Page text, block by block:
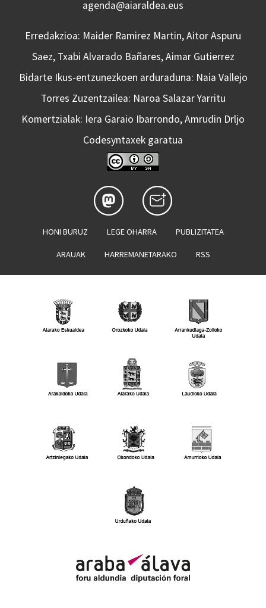
agenda@aiaraldea.eus
Erredakzioa: Maider Ramirez Martin, Aitor Aspuru
Saez, Txabi Alvarado Bañares, Aimar Gutierrez
Bidarte Ikus-entzunezkoen arduraduna: Naia Vallejo
Torres Zuzentzailea: Naroa Salazar Yarritu
Komertzialak: Iera Garaio Ibarrondo, Amrudin Drljo
Codesyntaxek garatua
HONI BURUZ LEGE OHARRA PUBLIZITATEA
ARAUAK HARREMANETARAKO RSS